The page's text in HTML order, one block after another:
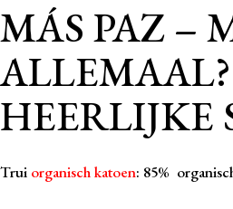
MÁS PAZ –
HEERLIJKE
Trui organisch katoen: 85%